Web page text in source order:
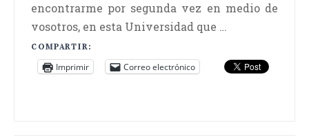
encontrarme por segunda vez en medio de
vosotros, en esta Universidad que …
COMPARTIR:
Imprimir Correo electrónico